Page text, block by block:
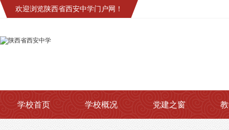
欢迎浏览陕西省西安中学门户网！
学校首页 学校概况 党建之窗